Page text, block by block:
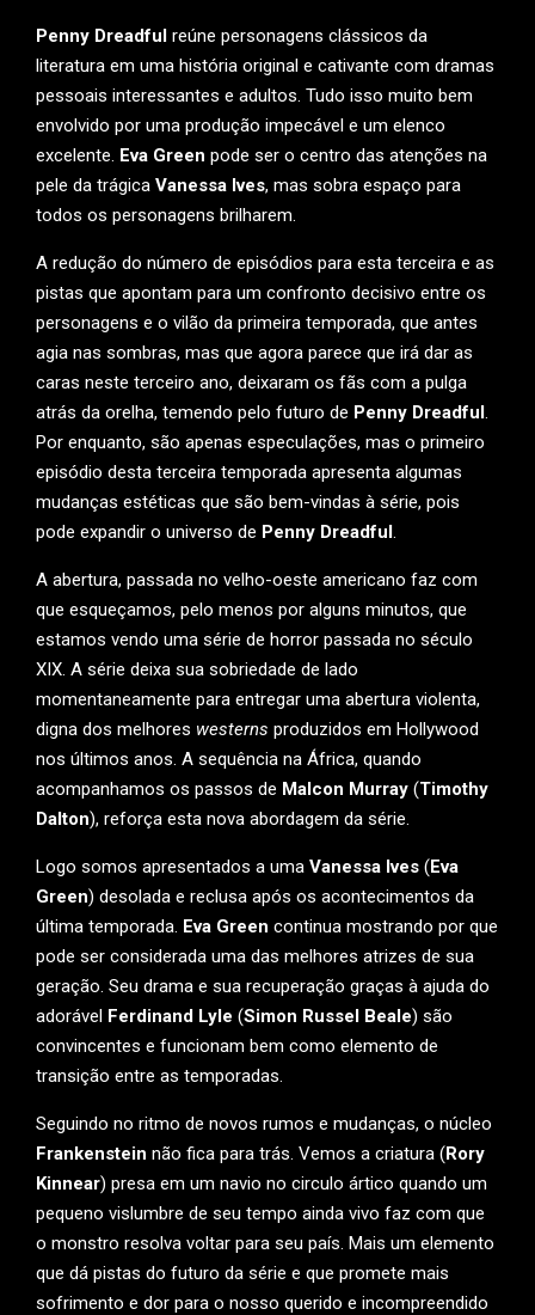
Penny Dreadful reúne personagens clássicos da
literatura em uma história original e cativante com dramas
pessoais interessantes e adultos. Tudo isso muito bem
envolvido por uma produção impecável e um elenco
excelente. Eva Green pode ser o centro das atenções na
pele da trágica Vanessa Ives, mas sobra espaço para
todos os personagens brilharem.
A redução do número de episódios para esta terceira e as
pistas que apontam para um confronto decisivo entre os
personagens e o vilão da primeira temporada, que antes
agia nas sombras, mas que agora parece que irá dar as
caras neste terceiro ano, deixaram os fãs com a pulga
atrás da orelha, temendo pelo futuro de Penny Dreadful.
Por enquanto, são apenas especulações, mas o primeiro
episódio desta terceira temporada apresenta algumas
mudanças estéticas que são bem-vindas à série, pois
pode expandir o universo de Penny Dreadful.
A abertura, passada no velho-oeste americano faz com
que esqueçamos, pelo menos por alguns minutos, que
estamos vendo uma série de horror passada no século
XIX. A série deixa sua sobriedade de lado
momentaneamente para entregar uma abertura violenta,
digna dos melhores westerns produzidos em Hollywood
nos últimos anos. A sequência na África, quando
acompanhamos os passos de Malcon Murray (Timothy
Dalton), reforça esta nova abordagem da série.
Logo somos apresentados a uma Vanessa Ives (Eva
Green) desolada e reclusa após os acontecimentos da
última temporada. Eva Green continua mostrando por que
pode ser considerada uma das melhores atrizes de sua
geração. Seu drama e sua recuperação graças à ajuda do
adorável Ferdinand Lyle (Simon Russel Beale) são
convincentes e funcionam bem como elemento de
transição entre as temporadas.
Seguindo no ritmo de novos rumos e mudanças, o núcleo
Frankenstein não fica para trás. Vemos a criatura (Rory
Kinnear) presa em um navio no circulo ártico quando um
pequeno vislumbre de seu tempo ainda vivo faz com que
o monstro resolva voltar para seu país. Mais um elemento
que dá pistas do futuro da série e que promete mais
sofrimento e dor para o nosso querido e incompreendido